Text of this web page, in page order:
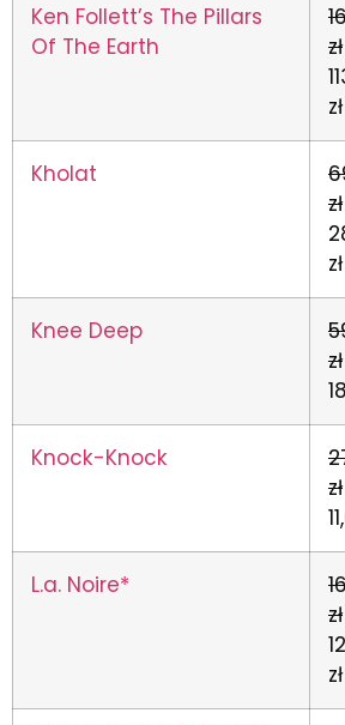
Ken Follett’s The Pillars
Of The Earth
zł
zł
Kholat
zł
zł
Knee Deep
zł
Knock-Knock
zł
L.a. Noire*
zł
zł